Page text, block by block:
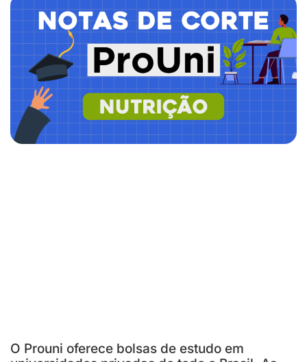
O Prouni oferece bolsas de estudo em